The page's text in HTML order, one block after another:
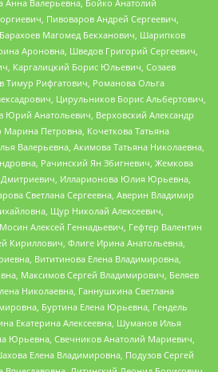
Анна Валерьевна, Бойко Анатолий
Пивоваров Андрей Сергеевич,
Магомед Бекханович, Шарипков
Ароновна, Шведов Григорий Сергеевич,
Каргалицкий Борис Юльевич, Созаев
Тимур Рифгатович, Романова Ольга
Цирульников Борис Альбертович,
Юрий Анатольевич, Верховский Александр
Петровна, Кочеткова Татьяна
Валерьевна, Акимова Татьяна Николаевна,
Рачинский Ян Збигневич, Жемкова
Дмитриевич, Илларионова Юлия Юрьевна,
Светлана Сергеевна, Аверин Владимир
Щур Николай Алексеевич,
Алексей Геннадьевич, Гефтер Валентин
Кириллович, Флиге Ирина Анатольевна,
Вититинова Елена Владимировна,
Максимов Сергей Владимирович, Беляев
Николаевна, Ганнушкина Светлана
Буртина Елена Юрьевна, Гендель
Екатерина Алексеевна, Шуманов Илья
Юрьевна, Свечников Анатолий Мариевич,
Елена Владимировна, Подузов Сергей